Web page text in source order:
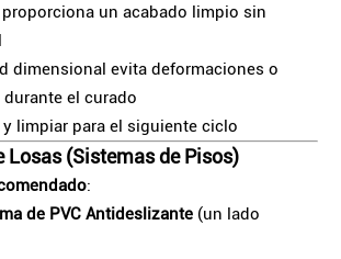
un acabado limpio sin
dimensional evita deformaciones o
el curado
y limpiar para el siguiente ciclo
Losas (Sistemas de Pisos)
:
de PVC Antideslizante (un lado